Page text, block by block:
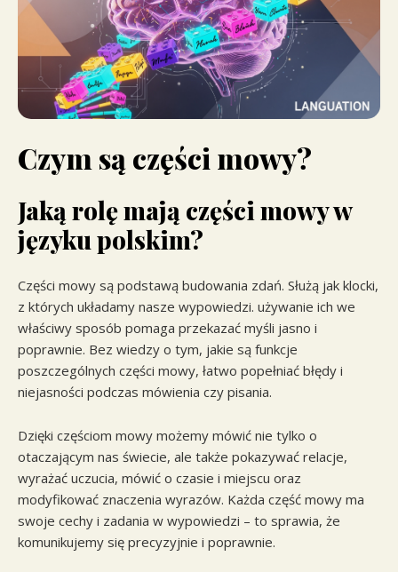
Czym są części mowy?
Jaką rolę mają części mowy w
języku polskim?
Części mowy są podstawą budowania zdań. Służą jak klocki,
z których układamy nasze wypowiedzi. używanie ich we
właściwy sposób pomaga przekazać myśli jasno i
poprawnie. Bez wiedzy o tym, jakie są funkcje
poszczególnych części mowy, łatwo popełniać błędy i
niejasności podczas mówienia czy pisania.
Dzięki częściom mowy możemy mówić nie tylko o
otaczającym nas świecie, ale także pokazywać relacje,
wyrażać uczucia, mówić o czasie i miejscu oraz
modyfikować znaczenia wyrazów. Każda część mowy ma
swoje cechy i zadania w wypowiedzi – to sprawia, że
komunikujemy się precyzyjnie i poprawnie.